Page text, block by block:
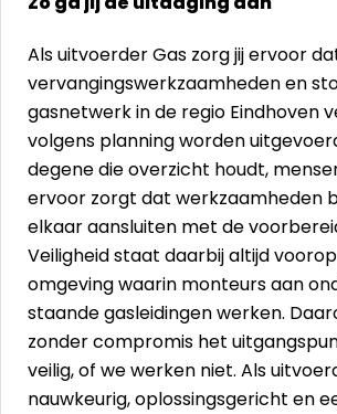
Als uitvoerder Gas zorg jij ervoor
vervangingswerkzaamheden en
gasnetwerk in de regio Eindhoven
volgens planning worden
degene die overzicht houdt,
ervoor zorgt dat werkzaamheden
elkaar aansluiten met de
Veiligheid staat daarbij altijd
omgeving waarin monteurs aan
staande gasleidingen werken.
zonder compromis het
veilig, of we werken niet. Als
nauwkeurig, oplossingsgericht en